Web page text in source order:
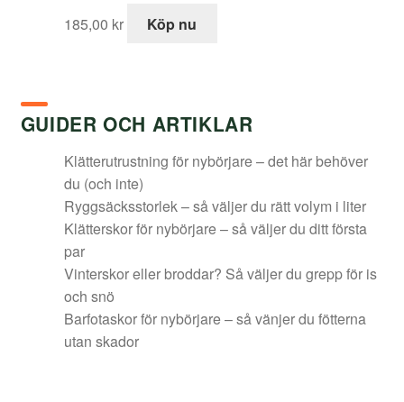
185,00 kr Köp nu
GUIDER OCH ARTIKLAR
Klätterutrustning för nybörjare – det här behöver
du (och inte)
Ryggsäcksstorlek – så väljer du rätt volym i liter
Klätterskor för nybörjare – så väljer du ditt första
par
Vinterskor eller broddar? Så väljer du grepp för is
och snö
Barfotaskor för nybörjare – så vänjer du fötterna
utan skador